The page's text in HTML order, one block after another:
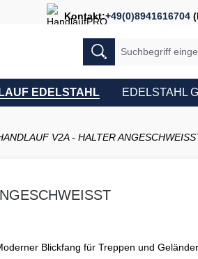
Kontakt:+49(0)8941616704
EDELSTAHL EDELSTAHL
V2A - HALTER